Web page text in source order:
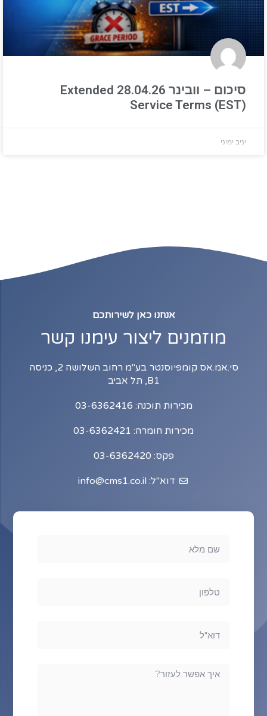
סיכום – וובינר 28.04.26 Extended
Service Terms (EST)
יניב ימיני
אנחנו כאן לשירותכם
מוזמנים ליצור עימנו קשר
סי.אמ.אס קומפיוסנטר בע"מ רחוב השלושה 2, כניסה
B1, תל אביב
מכירות תוכנה: 03-6362416
מכירות חומרה: 03-6362421
פקס: 03-6362420
דוא"ל: info@cms1.co.il